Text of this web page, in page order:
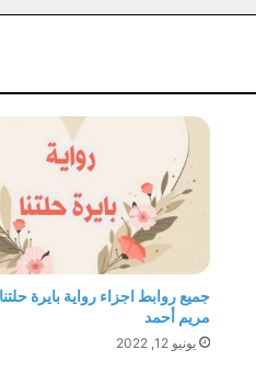
جميع روابط اجزاء رواية بايرة حلتنا
مريم أحمد
يونيو 12, 2022